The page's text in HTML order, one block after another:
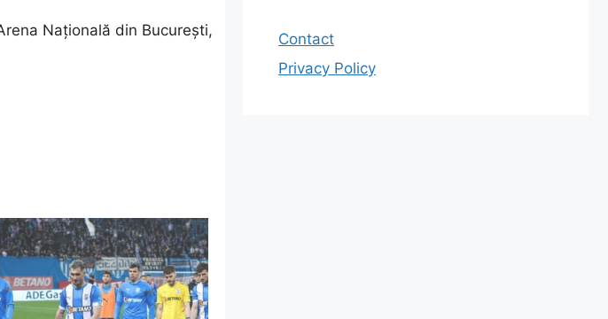
Naţională din Bucureşti,
Contact
Privacy Policy